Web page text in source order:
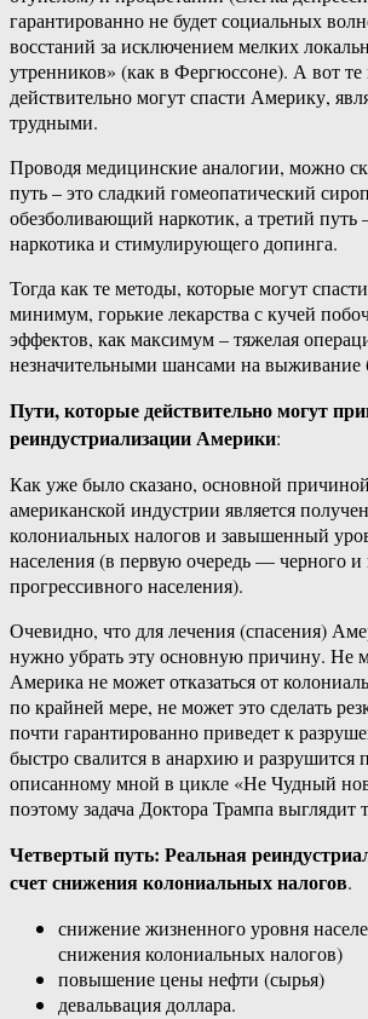
гарантированно не будет социальных
восстаний за исключением мелких
утренников» (как в Фергюссоне). А вот
действительно могут спасти Америку,
трудными.
Проводя медицинские аналогии, можно
путь – это сладкий гомеопатический
обезболивающий наркотик, а третий путь
наркотика и стимулирующего допинга.
Тогда как те методы, которые могут
минимум, горькие лекарства с кучей
эффектов, как максимум – тяжелая
незначительными шансами на выживание
Пути, которые действительно могут
реиндустриализации Америки:
Как уже было сказано, основной
американской индустрии является
колониальных налогов и завышенный
населения (в первую очередь — черного и
прогрессивного населения).
Очевидно, что для лечения (спасения)
нужно убрать эту основную причину. Не
Америка не может отказаться от
по крайней мере, не может это сделать
почти гарантированно приведет к
быстро свалится в анархию и разрушится
описанному мной в цикле «Не Чудный
поэтому задача Доктора Трампа выглядит
Четвертый путь: Реальная
счет снижения колониальных налогов.
снижение жизненного уровня
снижения колониальных налогов)
повышение цены нефти (сырья)
девальвация доллара.